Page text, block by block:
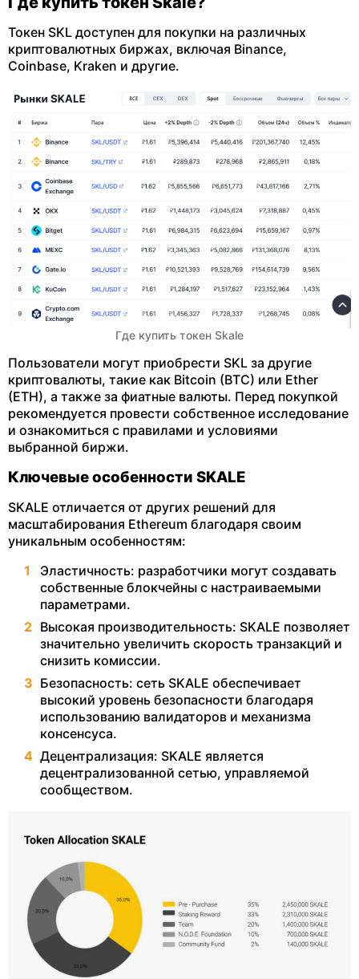
Токен SKL доступен для покупки на различных
криптовалютных биржах, включая Binance,
Coinbase, Kraken и другие.
Где купить токен Skale
Пользователи могут приобрести SKL за другие
криптовалюты, такие как Bitcoin (BTC) или Ether
(ETH), а также за фиатные валюты. Перед покупкой
рекомендуется провести собственное исследование
и ознакомиться с правилами и условиями
выбранной биржи.
Ключевые особенности SKALE
SKALE отличается от других решений для
масштабирования Ethereum благодаря своим
уникальным особенностям:
Эластичность: разработчики могут создавать
собственные блокчейны с настраиваемыми
параметрами.
Высокая производительность: SKALE позволяет
значительно увеличить скорость транзакций и
снизить комиссии.
Безопасность: сеть SKALE обеспечивает
высокий уровень безопасности благодаря
использованию валидаторов и механизма
консенсуса.
Децентрализация: SKALE является
децентрализованной сетью, управляемой
сообществом.